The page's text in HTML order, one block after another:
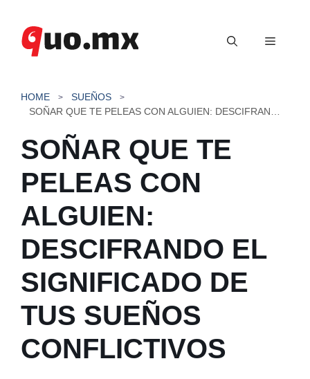
contenido
Menú
HOME
SUEÑOS
SOÑAR QUE TE
PELEAS CON
ALGUIEN:
DESCIFRANDO EL
SIGNIFICADO DE
TUS SUEÑOS
CONFLICTIVOS